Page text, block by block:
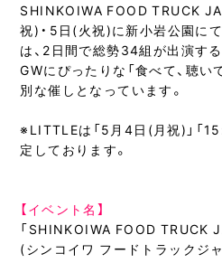
SHINKOIWA FOOD TRUCK
祝)・5日(火祝)に新小岩公園に
は、2日間で総勢34組が出演する
GWにぴったりな「食べて、聴い
別な催しとなっています。
※LITTLEは「5月4日(月祝)」「
定しております。
【イベント名】
「SHINKOIWA FOOD TRUCK
(シンコイワ フードトラックジ